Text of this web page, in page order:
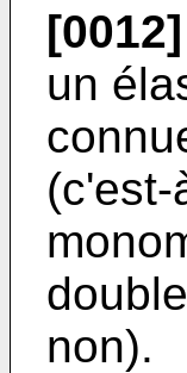
[0012]
un
non).